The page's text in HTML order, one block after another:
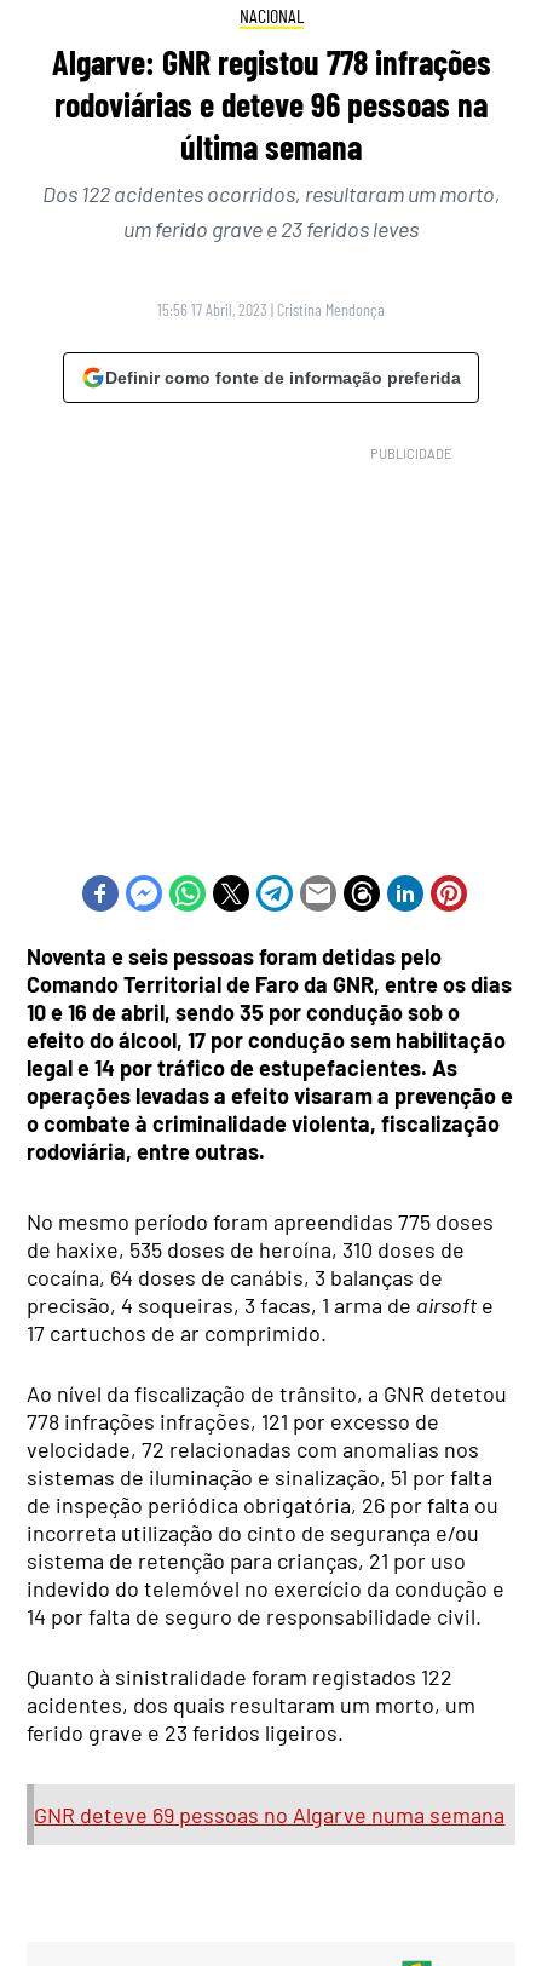
NACIONAL
Algarve: GNR registou 778 infrações
rodoviárias e deteve 96 pessoas na
última semana
Dos 122 acidentes ocorridos, resultaram um morto,
um ferido grave e 23 feridos leves
15:56 17 Abril, 2023 | Cristina Mendonça
Definir como fonte de informação preferida
Noventa e seis pessoas foram detidas pelo
Comando Territorial de Faro da GNR, entre os dias
10 e 16 de abril, sendo 35 por condução sob o
efeito do álcool, 17 por condução sem habilitação
legal e 14 por tráfico de estupefacientes. As
operações levadas a efeito visaram a prevenção e
o combate à criminalidade violenta, fiscalização
rodoviária, entre outras.
No mesmo período foram apreendidas 775 doses
de haxixe, 535 doses de heroína, 310 doses de
cocaína, 64 doses de canábis, 3 balanças de
precisão, 4 soqueiras, 3 facas, 1 arma de airsoft e
17 cartuchos de ar comprimido.
Ao nível da fiscalização de trânsito, a GNR detetou
778 infrações infrações, 121 por excesso de
velocidade, 72 relacionadas com anomalias nos
sistemas de iluminação e sinalização, 51 por falta
de inspeção periódica obrigatória, 26 por falta ou
incorreta utilização do cinto de segurança e/ou
sistema de retenção para crianças, 21 por uso
indevido do telemóvel no exercício da condução e
14 por falta de seguro de responsabilidade civil.
Quanto à sinistralidade foram registados 122
acidentes, dos quais resultaram um morto, um
ferido grave e 23 feridos ligeiros.
GNR deteve 69 pessoas no Algarve numa semana